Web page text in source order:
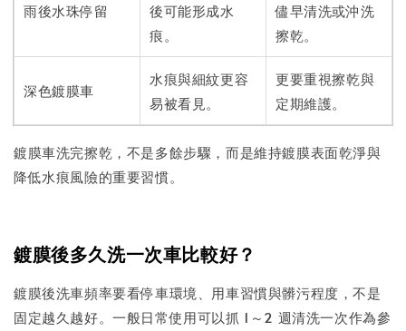
雨後水珠停留
後可能形成水
痕。
儘早清洗或沖洗
擦乾。
深色鍍膜車
水痕與細紋更容
易被看見。
更要重視擦乾與
定期維護。
鍍膜車洗完擦乾，不是多餘步驟，而是維持鍍膜表面乾淨與
降低水痕風險的重要習慣。
鍍膜後多久洗一次車比較好？
鍍膜後洗車頻率要看停車環境、用車習慣與髒污程度，不是
固定越久越好。一般日常使用可以抓 1～2 週清洗一次作為參